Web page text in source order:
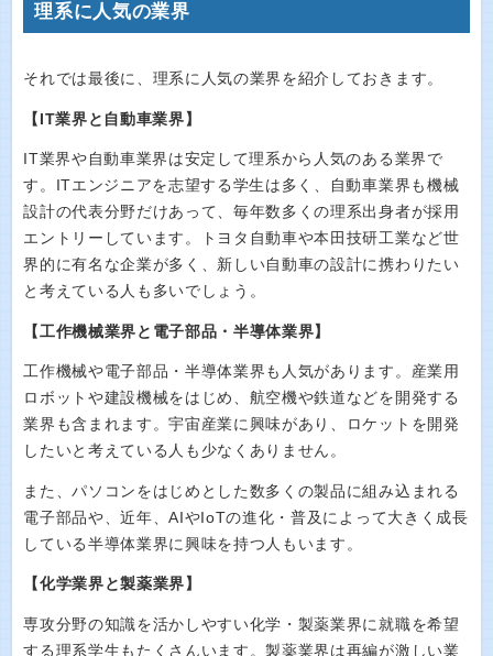
理系に人気の業界
それでは最後に、理系に人気の業界を紹介しておきます。
【IT業界と自動車業界】
IT業界や自動車業界は安定して理系から人気のある業界で
す。ITエンジニアを志望する学生は多く、自動車業界も機械
設計の代表分野だけあって、毎年数多くの理系出身者が採用
エントリーしています。トヨタ自動車や本田技研工業など世
界的に有名な企業が多く、新しい自動車の設計に携わりたい
と考えている人も多いでしょう。
【工作機械業界と電子部品・半導体業界】
工作機械や電子部品・半導体業界も人気があります。産業用
ロボットや建設機械をはじめ、航空機や鉄道などを開発する
業界も含まれます。宇宙産業に興味があり、ロケットを開発
したいと考えている人も少なくありません。
また、パソコンをはじめとした数多くの製品に組み込まれる
電子部品や、近年、AIやIoTの進化・普及によって大きく成長
している半導体業界に興味を持つ人もいます。
【化学業界と製薬業界】
専攻分野の知識を活かしやすい化学・製薬業界に就職を希望
する理系学生もたくさんいます。製薬業界は再編が激しい業